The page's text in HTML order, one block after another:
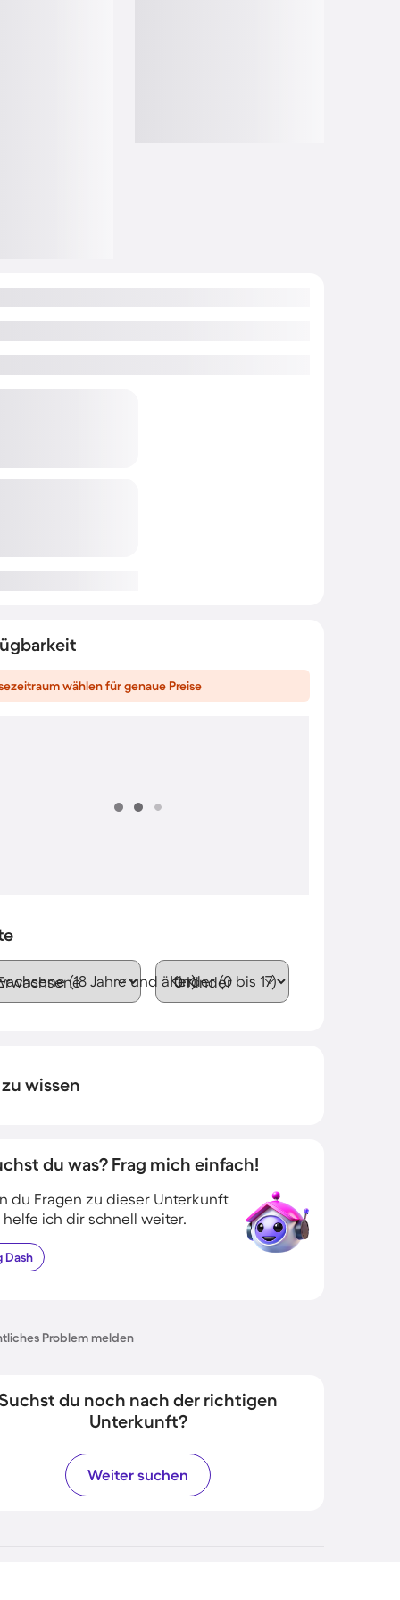
wählen für genaue Preise
(18 Jahre und älter)Kinder (0 bis 17)
wissen
du was? Frag mich einfach!
du Fragen zu dieser Unterkunft
helfe ich dir schnell weiter.
Dash
Problem melden
du noch nach der richtigen
Unterkunft?
Weiter suchen